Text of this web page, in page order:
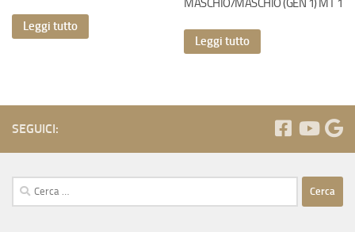
Leggi tutto
MASCHIO/MASCHIO (GEN 1) MT 1
Leggi tutto
SEGUICI:
Ricerca
per: